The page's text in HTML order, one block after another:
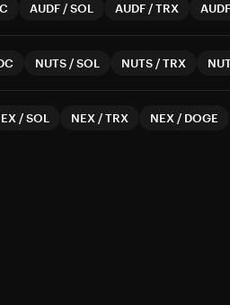
AUDF /SOL AUDF /TRX AUDF
NUTS /SOL NUTS /TRX
/SOL NEX /TRX NEX / DOGE